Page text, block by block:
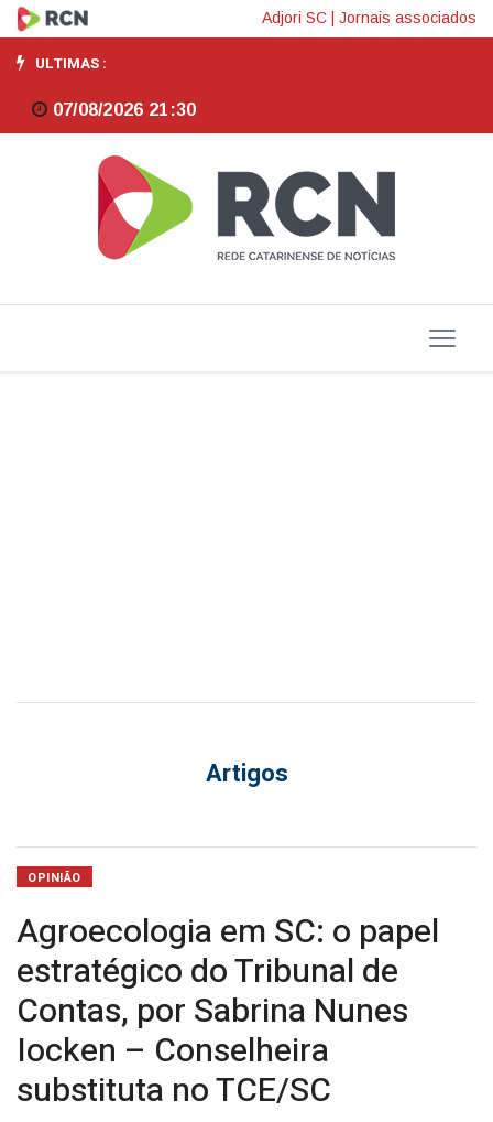
Agroecologia
em
SC:
estratégico
do
–
TCE/SC
Adjori SC Jornais associados
ULTIMAS :
07/08/2026 21:30
Artigos
OPINIÃO
Agroecologia em SC: o papel
estratégico do Tribunal de
Contas, por Sabrina Nunes
Iocken – Conselheira
substituta no TCE/SC